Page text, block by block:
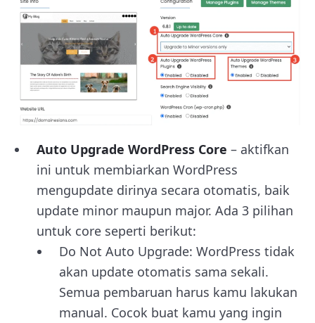
Auto Upgrade WordPress Core – aktifkan
ini untuk membiarkan WordPress
mengupdate dirinya secara otomatis, baik
update minor maupun major. Ada 3 pilihan
untuk core seperti berikut:
Do Not Auto Upgrade: WordPress tidak
akan update otomatis sama sekali.
Semua pembaruan harus kamu lakukan
manual. Cocok buat kamu yang ingin